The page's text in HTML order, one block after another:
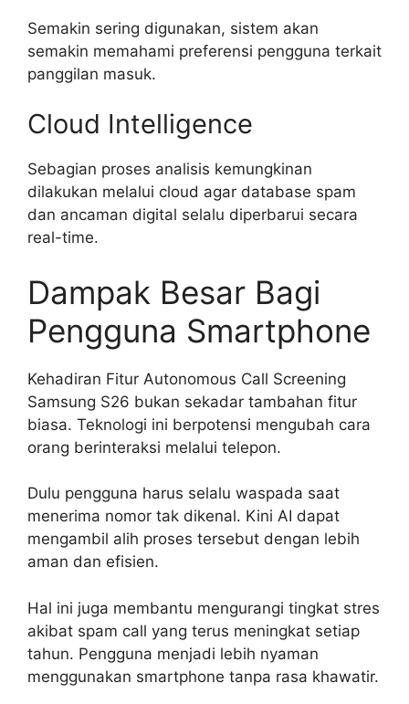
Semakin sering digunakan, sistem akan
semakin memahami preferensi pengguna terkait
panggilan masuk.
Cloud Intelligence
Sebagian proses analisis kemungkinan
dilakukan melalui cloud agar database spam
dan ancaman digital selalu diperbarui secara
real-time.
Dampak Besar Bagi
Pengguna Smartphone
Kehadiran Fitur Autonomous Call Screening
Samsung S26 bukan sekadar tambahan fitur
biasa. Teknologi ini berpotensi mengubah cara
orang berinteraksi melalui telepon.
Dulu pengguna harus selalu waspada saat
menerima nomor tak dikenal. Kini AI dapat
mengambil alih proses tersebut dengan lebih
aman dan efisien.
Hal ini juga membantu mengurangi tingkat stres
akibat spam call yang terus meningkat setiap
tahun. Pengguna menjadi lebih nyaman
menggunakan smartphone tanpa rasa khawatir.